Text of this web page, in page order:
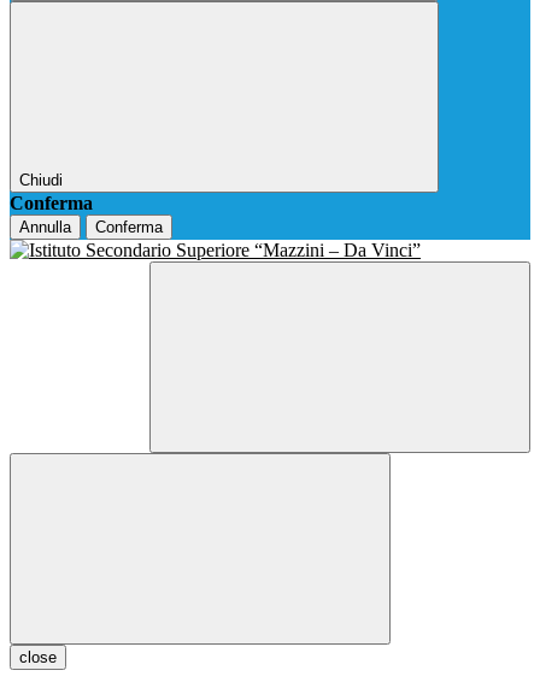
Chiudi
Conferma
Annulla Conferma
close